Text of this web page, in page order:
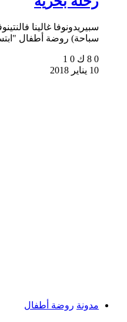
سبيريدونوفا غالينا
سباحة) روضة أطفال
0 8 ك 0
1
10 يناير 2018
مدونة روضة أطفال